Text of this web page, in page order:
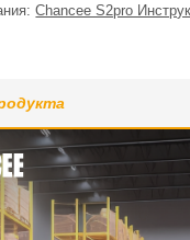
Chancee S2pro